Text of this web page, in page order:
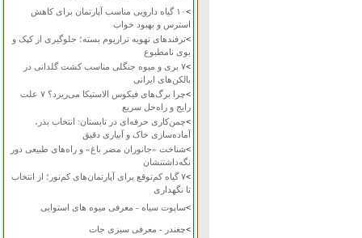
>
۱۰ گیاه دارویی مناسب آپارتمان برای کاهش
استرس و بهبود خواب
>ترفندهای تهویه تراریوم بسته؛ جلوگیری از کپک و
بوی نامطبوع
>
۷ بری و میوه جنگلی مناسب کشت گلدانی در
بالکن‌های ایرانی
>
چرا برگ‌های فیکوس الاستیکا می‌ریزد؟ ۷ علت
رایج و راه‌حل سریع
>چمن‌کاری حرفه‌ای در تابستان: انتخاب بذر،
آماده‌سازی خاک و آبیاری دقیق
>شناخت «جانوران مضر باغ» و راه‌های طبیعی دور
نگه‌داشتنشان
>
۷ گیاه کم‌توقع برای آپارتمان‌های کم‌نور؛ از انتخاب
تا نگهداری
>ساپوت سیاه - معرفی میوه های استوایی
>چغندر - معرفی سبزی جات